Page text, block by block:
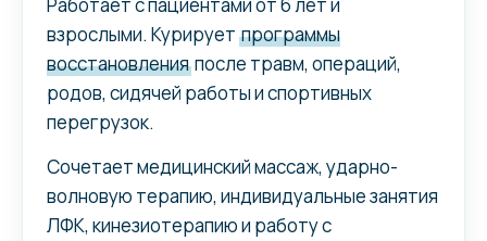
взрослыми. Курирует программы
восстановления после травм, операций,
родов, сидячей работы и спортивных
перегрузок.
Сочетает медицинский массаж, ударно-
волновую терапию, индивидуальные занятия
ЛФК, кинезиотерапию и работу с